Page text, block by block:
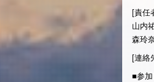
[責任
山内
森玲
[連絡
■参